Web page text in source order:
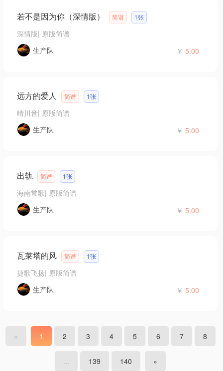
若不是因为你（深情版） 简谱 1张
深情版| 原版简谱
生产队
￥ 5.00
远方的爱人 简谱 1张
晴川音| 原版简谱
生产队
￥ 5.00
出轨 简谱 1张
海南常歌| 原版简谱
生产队
￥ 5.00
瓦莱塔的风 简谱 1张
捷歌飞扬| 原版简谱
生产队
￥ 5.00
« 1 2 3 4 5 6 7 8
139 140 »